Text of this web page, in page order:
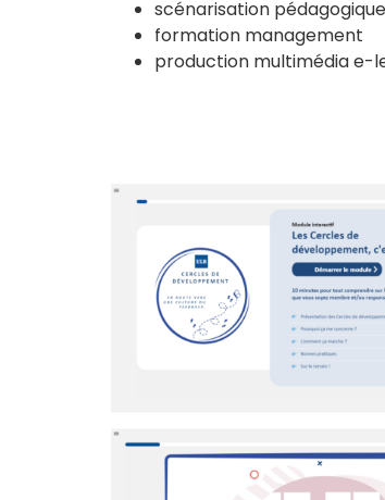
scénarisation pédagogique
formation management
production multimédia e-